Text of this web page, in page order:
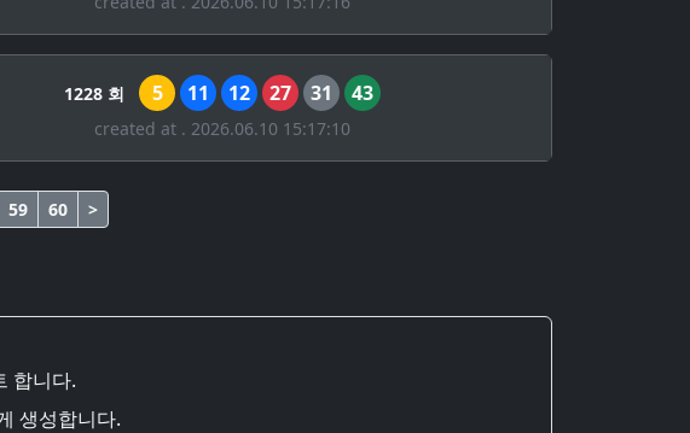
1228 회 5 11 12 27 31 43
created at . 2026.06.10 15:17:10
59 60 >
합니다.
생성합니다.